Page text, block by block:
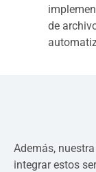
de
Además,
integrar estos